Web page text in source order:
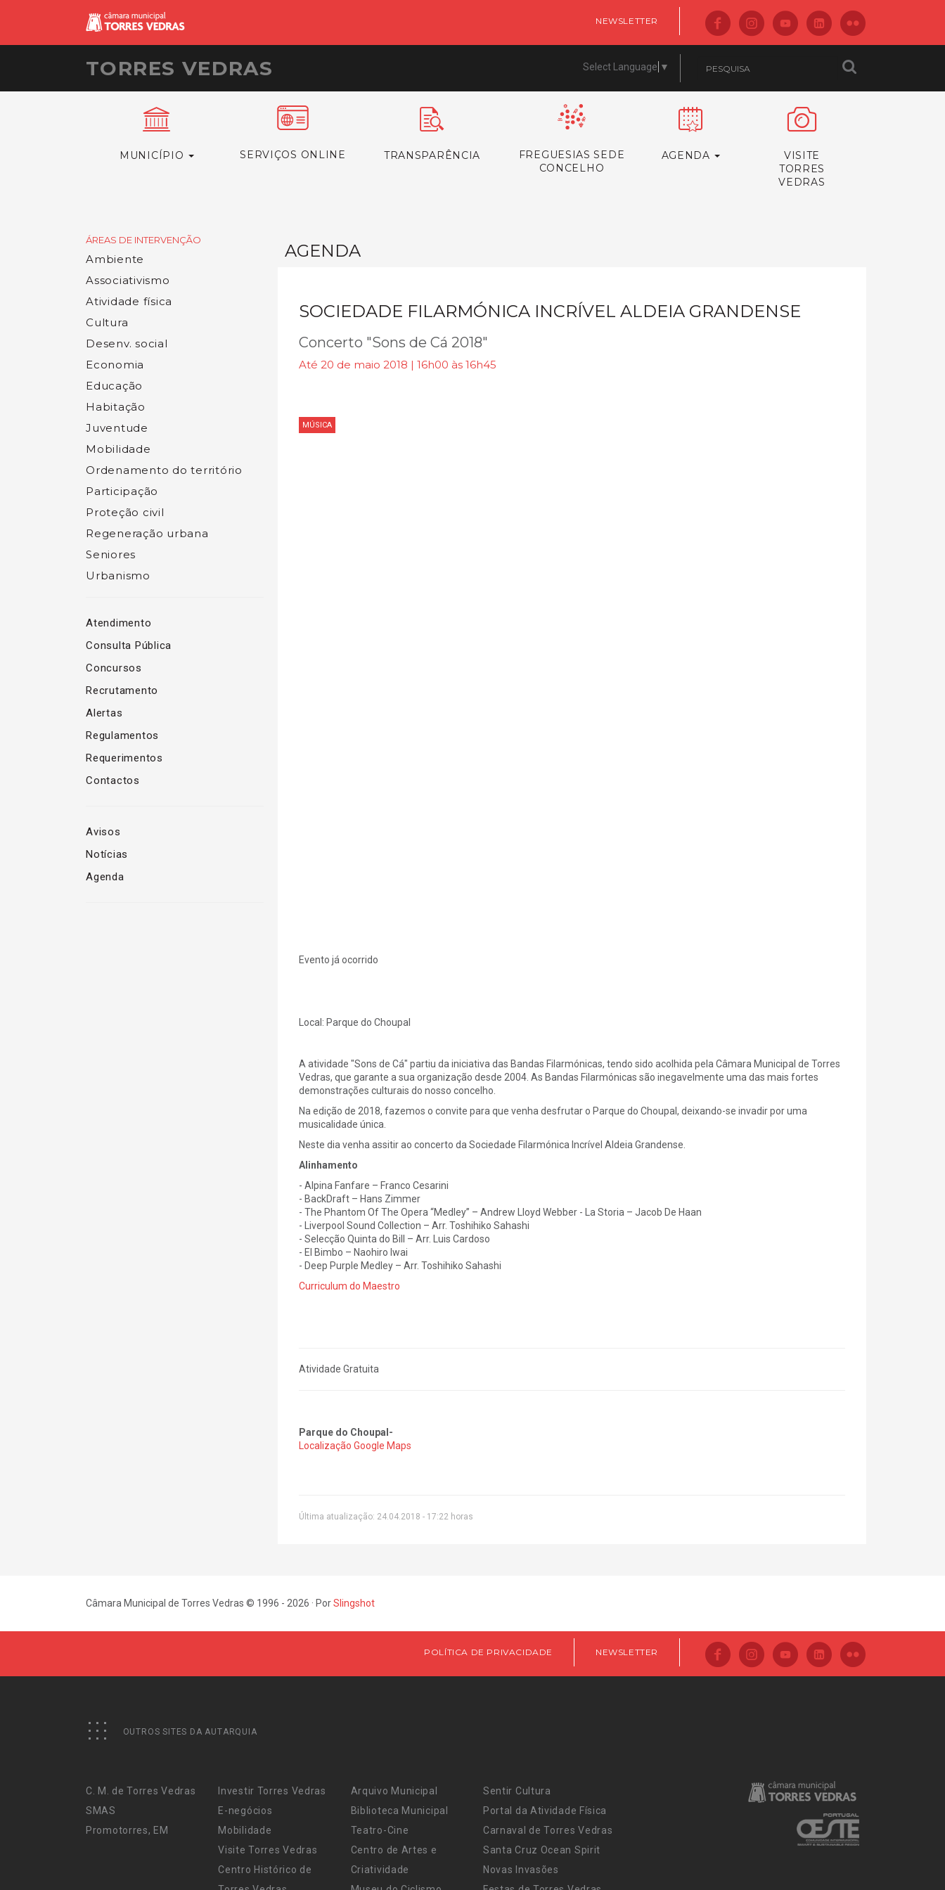
NEWSLETTER
TORRES VEDRAS Select Language ▼
MUNICÍPIO SERVIÇOS ONLINE TRANSPARÊNCIA
FREGUESIAS SEDE
CONCELHO
AGENDA
VISITE
TORRES
VEDRAS
ÁREAS DE INTERVENÇÃO
Ambiente
Associativismo
Atividade física
Cultura
Desenv. social
Economia
Educação
Habitação
Juventude
Mobilidade
Ordenamento do território
Participação
Proteção civil
Regeneração urbana
Seniores
Urbanismo
Atendimento
Consulta Pública
Concursos
Recrutamento
Alertas
Regulamentos
Requerimentos
Contactos
Avisos
Notícias
Agenda
AGENDA
SOCIEDADE FILARMÓNICA INCRÍVEL ALDEIA GRANDENSE
Concerto "Sons de Cá 2018"
Até 20 de maio 2018 | 16h00 às 16h45
MÚSICA
Evento já ocorrido
Local: Parque do Choupal
A atividade "Sons de Cá" partiu da iniciativa das Bandas Filarmónicas, tendo sido acolhida pela Câmara Municipal de Torres
Vedras, que garante a sua organização desde 2004. As Bandas Filarmónicas são inegavelmente uma das mais fortes
demonstrações culturais do nosso concelho.
Na edição de 2018, fazemos o convite para que venha desfrutar o Parque do Choupal, deixando-se invadir por uma
musicalidade única.
Neste dia venha assitir ao concerto da Sociedade Filarmónica Incrível Aldeia Grandense.
Alinhamento
- Alpina Fanfare – Franco Cesarini
- BackDraft – Hans Zimmer
- The Phantom Of The Opera “Medley” – Andrew Lloyd Webber - La Storia – Jacob De Haan
- Liverpool Sound Collection – Arr. Toshihiko Sahashi
- Selecção Quinta do Bill – Arr. Luis Cardoso
- El Bimbo – Naohiro Iwai
- Deep Purple Medley – Arr. Toshihiko Sahashi
Curriculum do Maestro
Atividade Gratuita
Parque do Choupal-
Localização Google Maps
Última atualização: 24.04.2018 - 17:22 horas
Câmara Municipal de Torres Vedras © 1996 - 2026 · PorSlingshot
POLÍTICA DE PRIVACIDADE NEWSLETTER
OUTROS SITES DA AUTARQUIA
C. M. de Torres Vedras
SMAS
Promotorres, EM
Investir Torres Vedras
E-negócios
Mobilidade
Visite Torres Vedras
Centro Histórico de
Arquivo Municipal
Biblioteca Municipal
Teatro-Cine
Centro de Artes e
Criatividade
Sentir Cultura
Portal da Atividade Física
Carnaval de Torres Vedras
Santa Cruz Ocean Spirit
Novas Invasões